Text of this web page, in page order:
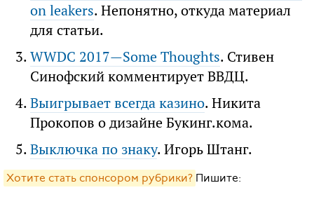
on leakers. Непонятно, откуда материал
для статьи.
WWDC 2017 — Some Thoughts. Стивен
Синофский комментирует ВВДЦ.
Выигрывает всегда казино. Никита
Прокопов о дизайне Букинг.кома.
Выключка по знаку. Игорь Штанг.
Хотите стать спонсором рубрики?Пишите: